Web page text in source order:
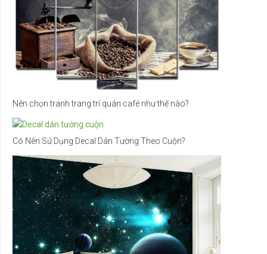
Nên chọn tranh trang trí quán café như thế nào?
Có Nên Sử Dụng Decal Dán Tường Theo Cuộn?